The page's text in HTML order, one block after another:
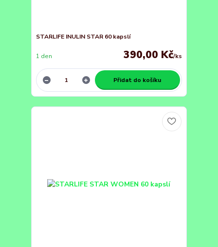
STARLIFE INULIN STAR 60 kapslí
390,00 Kč/ks
1 den
Přidat do košíku